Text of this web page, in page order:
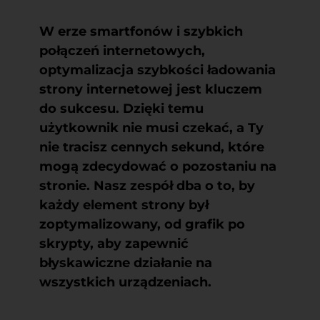
W erze smartfonów i szybkich
połączeń internetowych,
optymalizacja szybkości ładowania
strony internetowej jest kluczem
do sukcesu. Dzięki temu
użytkownik nie musi czekać, a Ty
nie tracisz cennych sekund, które
mogą zdecydować o pozostaniu na
stronie. Nasz zespół dba o to, by
każdy element strony był
zoptymalizowany, od grafik po
skrypty, aby zapewnić
błyskawiczne działanie na
wszystkich urządzeniach.